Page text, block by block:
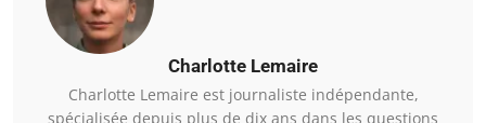
Charlotte Lemaire
Charlotte Lemaire est journaliste indépendante,
spécialisée depuis plus de dix ans dans les questions